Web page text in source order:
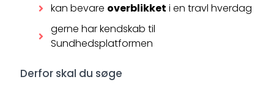
kan bevare overblikket i en travl hverdag
gerne har kendskab til
Sundhedsplatformen
Derfor skal du søge